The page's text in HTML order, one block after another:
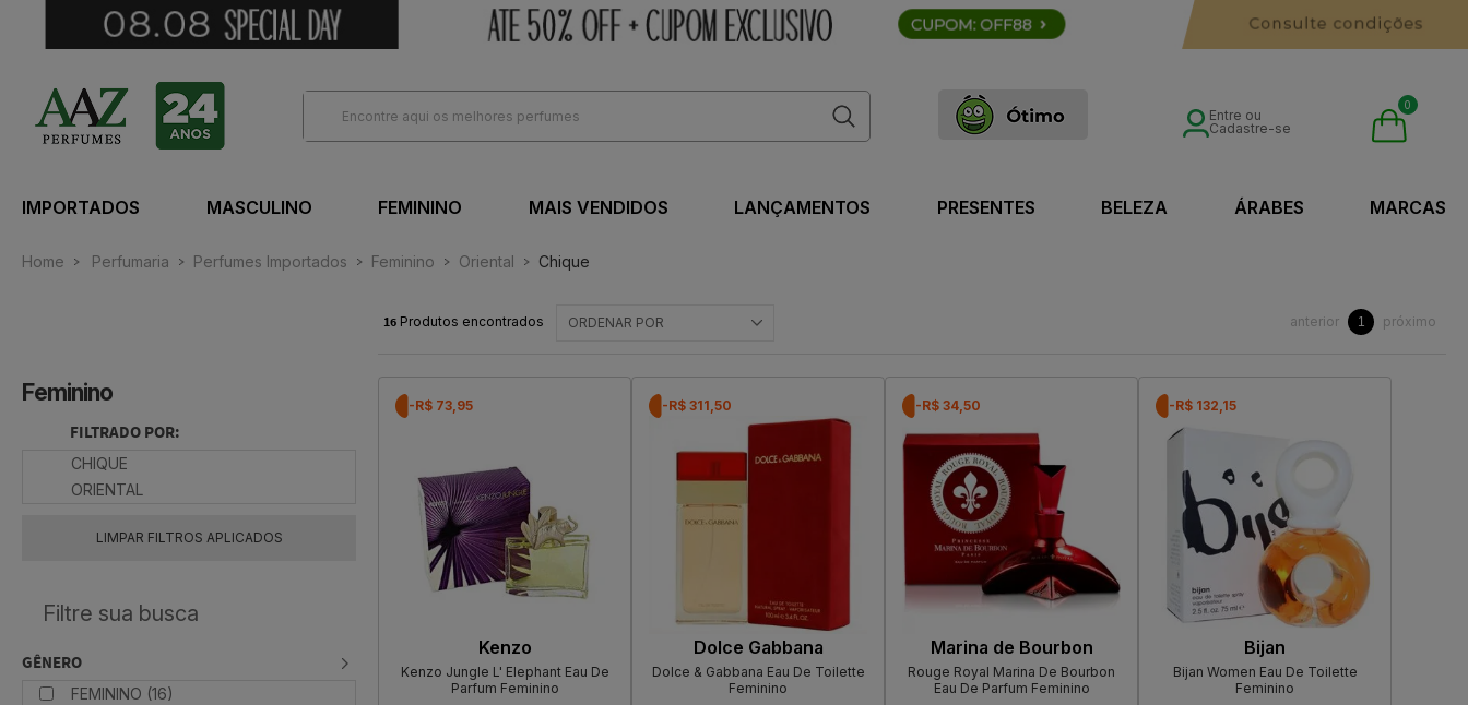
Entre ou
Cadastre-se
0
IMPORTADOS MASCULINO FEMININO MAIS VENDIDOS LANÇAMENTOS PRESENTES BELEZA ÁRABES MARCAS
Home Perfumaria Perfumes Importados Feminino Oriental Chique
Feminino
FILTRADO POR:
CHIQUE
ORIENTAL
LIMPAR FILTROS APLICADOS
GÊNERO
FEMININO (16)
ORDENAR POR
16 Produtos encontrados anterior 1 próximo
-R$ 73,95
Kenzo
Kenzo Jungle L' Elephant Eau De
Parfum Feminino
-R$ 311,50
Dolce Gabbana
Dolce & Gabbana Eau De Toilette
Feminino
-R$ 34,50
Marina de Bourbon
Rouge Royal Marina De Bourbon
Eau De Parfum Feminino
-R$ 132,15
Bijan
Bijan Women Eau De Toilette
Feminino